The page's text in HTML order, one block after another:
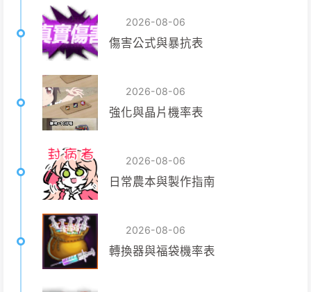
2026-08-06
傷害公式與暴抗表
2026-08-06
強化與晶片機率表
2026-08-06
日常農本與製作指南
2026-08-06
轉換器與福袋機率表